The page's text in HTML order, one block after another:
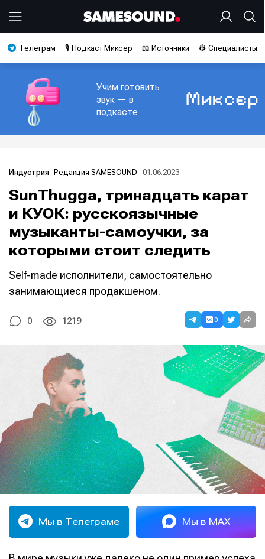
Телеграм 🎙️ Подкаст Миксер 📖 Источники 👷 Специалисты
Учим готовить
звук — в
подкасте
Индустрия Редакция SAMESOUND 01.06.2023
SunThugga, тринадцать карат
и КУОК: русскоязычные
музыканты-самоучки, за
которыми стоит следить
Self-made исполнители, самостоятельно
занимающиеся продакшеном.
0 1219 0
Мы в Телеграме Мы в MAX